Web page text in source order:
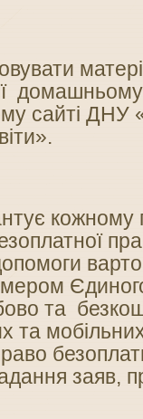
сайті ДНУ
кожному
та
та
заяв,